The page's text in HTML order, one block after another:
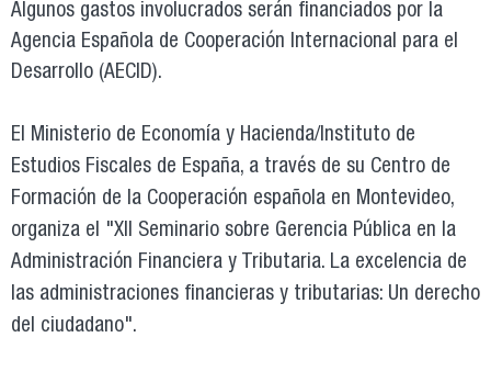
Algunos gastos involucrados serán financiados por la
Agencia Española de Cooperación Internacional para el
Desarrollo (AECID).
El Ministerio de Economía y Hacienda/Instituto de
Estudios Fiscales de España, a través de su Centro de
Formación de la Cooperación española en Montevideo,
organiza el "XII Seminario sobre Gerencia Pública en la
Administración Financiera y Tributaria. La excelencia de
las administraciones financieras y tributarias: Un derecho
del ciudadano".